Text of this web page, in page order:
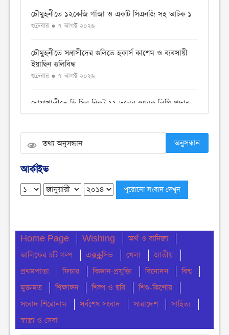
চৌমুহনীতে ১২কেজি গাঁজা ও একটি সিএনজি সহ আটক ১
শুক্রবার ● ৭ আগস্ট ২০২৬
চৌমুহনীতে সন্ত্রাসীদের গুলিতে হকার্স কাশেম ও ব্যবসায়ী
ইয়াছিন গুলিবিদ্ধ
শুক্রবার ● ৭ আগস্ট ২০২৬
নোয়াখালীতে ডি সির নিকট ১১ দলের স্মারক লিপি প্রদান
বৃহস্পতিবার ● ৬ আগস্ট ২০২৬
বেগমগঞ্জে ১১ দলীয় ঐক্যের বিক্ষোভ সমাবেশ ও গণমিছিল
অনুষ্ঠিত
বুধবার ● ৫ আগস্ট ২০২৬
চেয়ারম্যান পদে জনপ্রিয়তার শীর্ষে এম শহীদ
নোয়াখালীতে ডাকাতির ঘটনায় ৪ ডাকাত গ্রেফতার
বুধবার ● ৫ আগস্ট ২০২৬
সংবিধান থেকে বাতিল হতে পারে শেখ মুজিবুর রহমানের
‘জাতির পিতা’ স্বীকৃতি
মঙ্গলবার ● ৪ আগস্ট ২০২৬
ঢাকা কলেজে ছাত্রদল-শিবিরের সংঘর্ষ
মঙ্গলবার ● ৪ আগস্ট ২০২৬
অনুসন্ধান
আর্কাইভ
Home Page Wishing
অর্থ ও বানিজ্য
আলিফের চটি গল্প
এক্সক্লুসিভ খেলা
জাতীয়
প্রথমপাতা
ফিচার বিজ্ঞান-প্রযুক্তি বিনোদন
বিশ্ব
মুক্তমত
শিক্ষাঙ্গন শিল্প ও ছবি
শিশু-কিশোর
সংবাদ শিরোনাম
সর্বশেষ সংবাদ সারাদেশ
সাহিত্য
স্বাস্থ্য ও সেবা